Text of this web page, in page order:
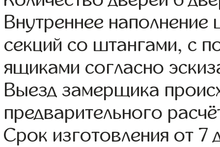
Внутреннее
секций со штангами, с
ящиками согласно
Выезд замерщика
предварительного
Срок изготовления от 7